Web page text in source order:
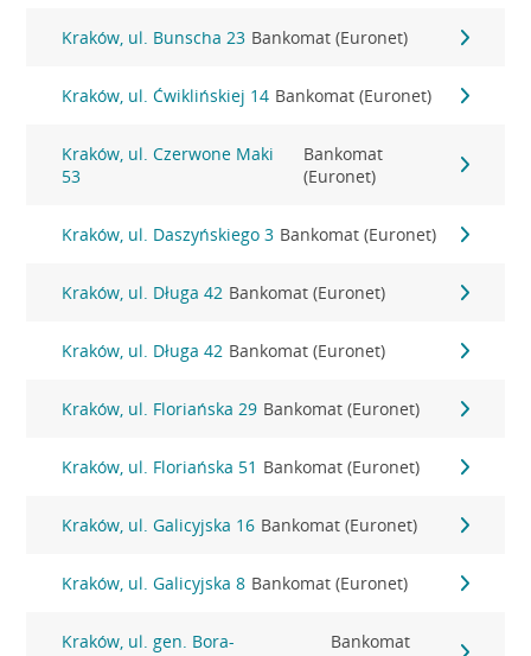
Kraków, ul. Bunscha 23 Bankomat (Euronet)
Kraków, ul. Ćwiklińskiej 14 Bankomat (Euronet)
Kraków, ul. Czerwone Maki
53
Bankomat
(Euronet)
Kraków, ul. Daszyńskiego 3 Bankomat (Euronet)
Kraków, ul. Długa 42 Bankomat (Euronet)
Kraków, ul. Długa 42 Bankomat (Euronet)
Kraków, ul. Floriańska 29 Bankomat (Euronet)
Kraków, ul. Floriańska 51 Bankomat (Euronet)
Kraków, ul. Galicyjska 16 Bankomat (Euronet)
Kraków, ul. Galicyjska 8 Bankomat (Euronet)
Kraków, ul. gen. Bora-
Bankomat